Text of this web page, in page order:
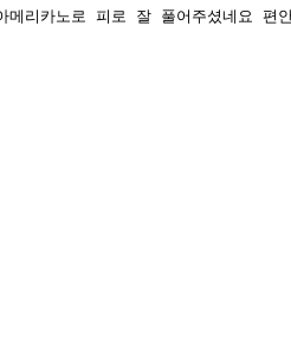
리카노로 피로 잘 풀어주셨네요 편